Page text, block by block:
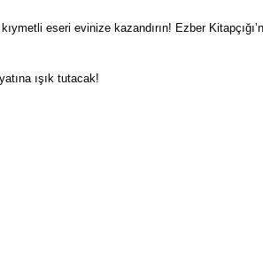
eseri evinize kazandırın! Ezber
ışık tutacak!